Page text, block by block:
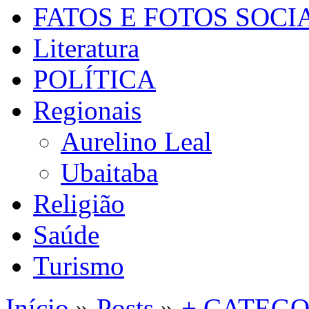
FATOS E FOTOS
Literatura
POLÍTICA
Regionais
Aurelino Leal
Ubaitaba
Religião
Saúde
Turismo